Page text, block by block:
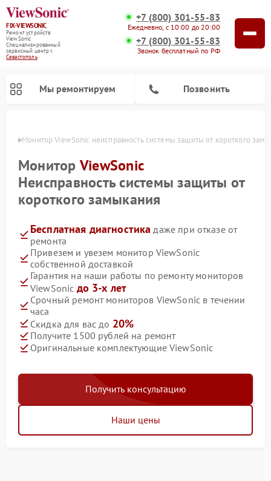
FIX-VIEWSONIC
Ремонт устройств
ViewSonic
Специализированный
cервисный центр г.
Севастополь
+7 (800) 301-55-83
Ежедневно, с 10:00 до 20:00
+7 (800) 301-55-83
Звонок бесплатный по РФ
Мы ремонтируем Позвонить
Монитор ViewSonic неисправность системы защиты от короткого
Монитор ViewSonic
Неисправность системы защиты от
короткого замыкания
Бесплатная диагностика даже при отказе от
ремонта
Привезем и увезем монитор ViewSonic
собственной доставкой
Гарантия на наши работы по ремонту мониторов
ViewSonic до 3-х лет
Срочный ремонт мониторов ViewSonic в течении
часа
Скидка для вас до 20%
Получите 1500 рублей на ремонт
Оригинальные комплектующие ViewSonic
Получить консультацию
Наши цены